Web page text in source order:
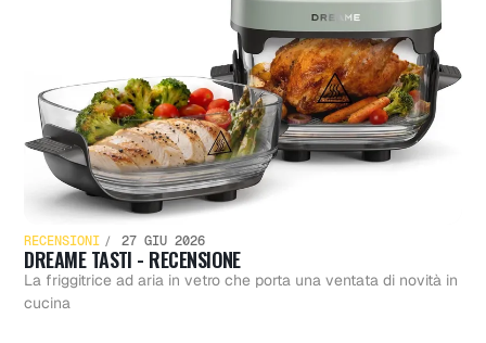
RECENSIONI 27 GIU 2026
DREAME TASTI - RECENSIONE
La friggitrice ad aria in vetro che porta una ventata di novità in
cucina